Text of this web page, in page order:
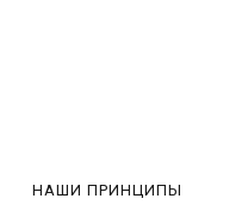
НАШИ ПРИНЦИПЫ